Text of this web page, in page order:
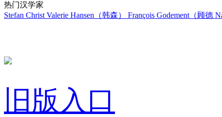
热门汉学家
Stefan Christ Valerie Hansen（韩森） François Godement（顾德
旧版入口